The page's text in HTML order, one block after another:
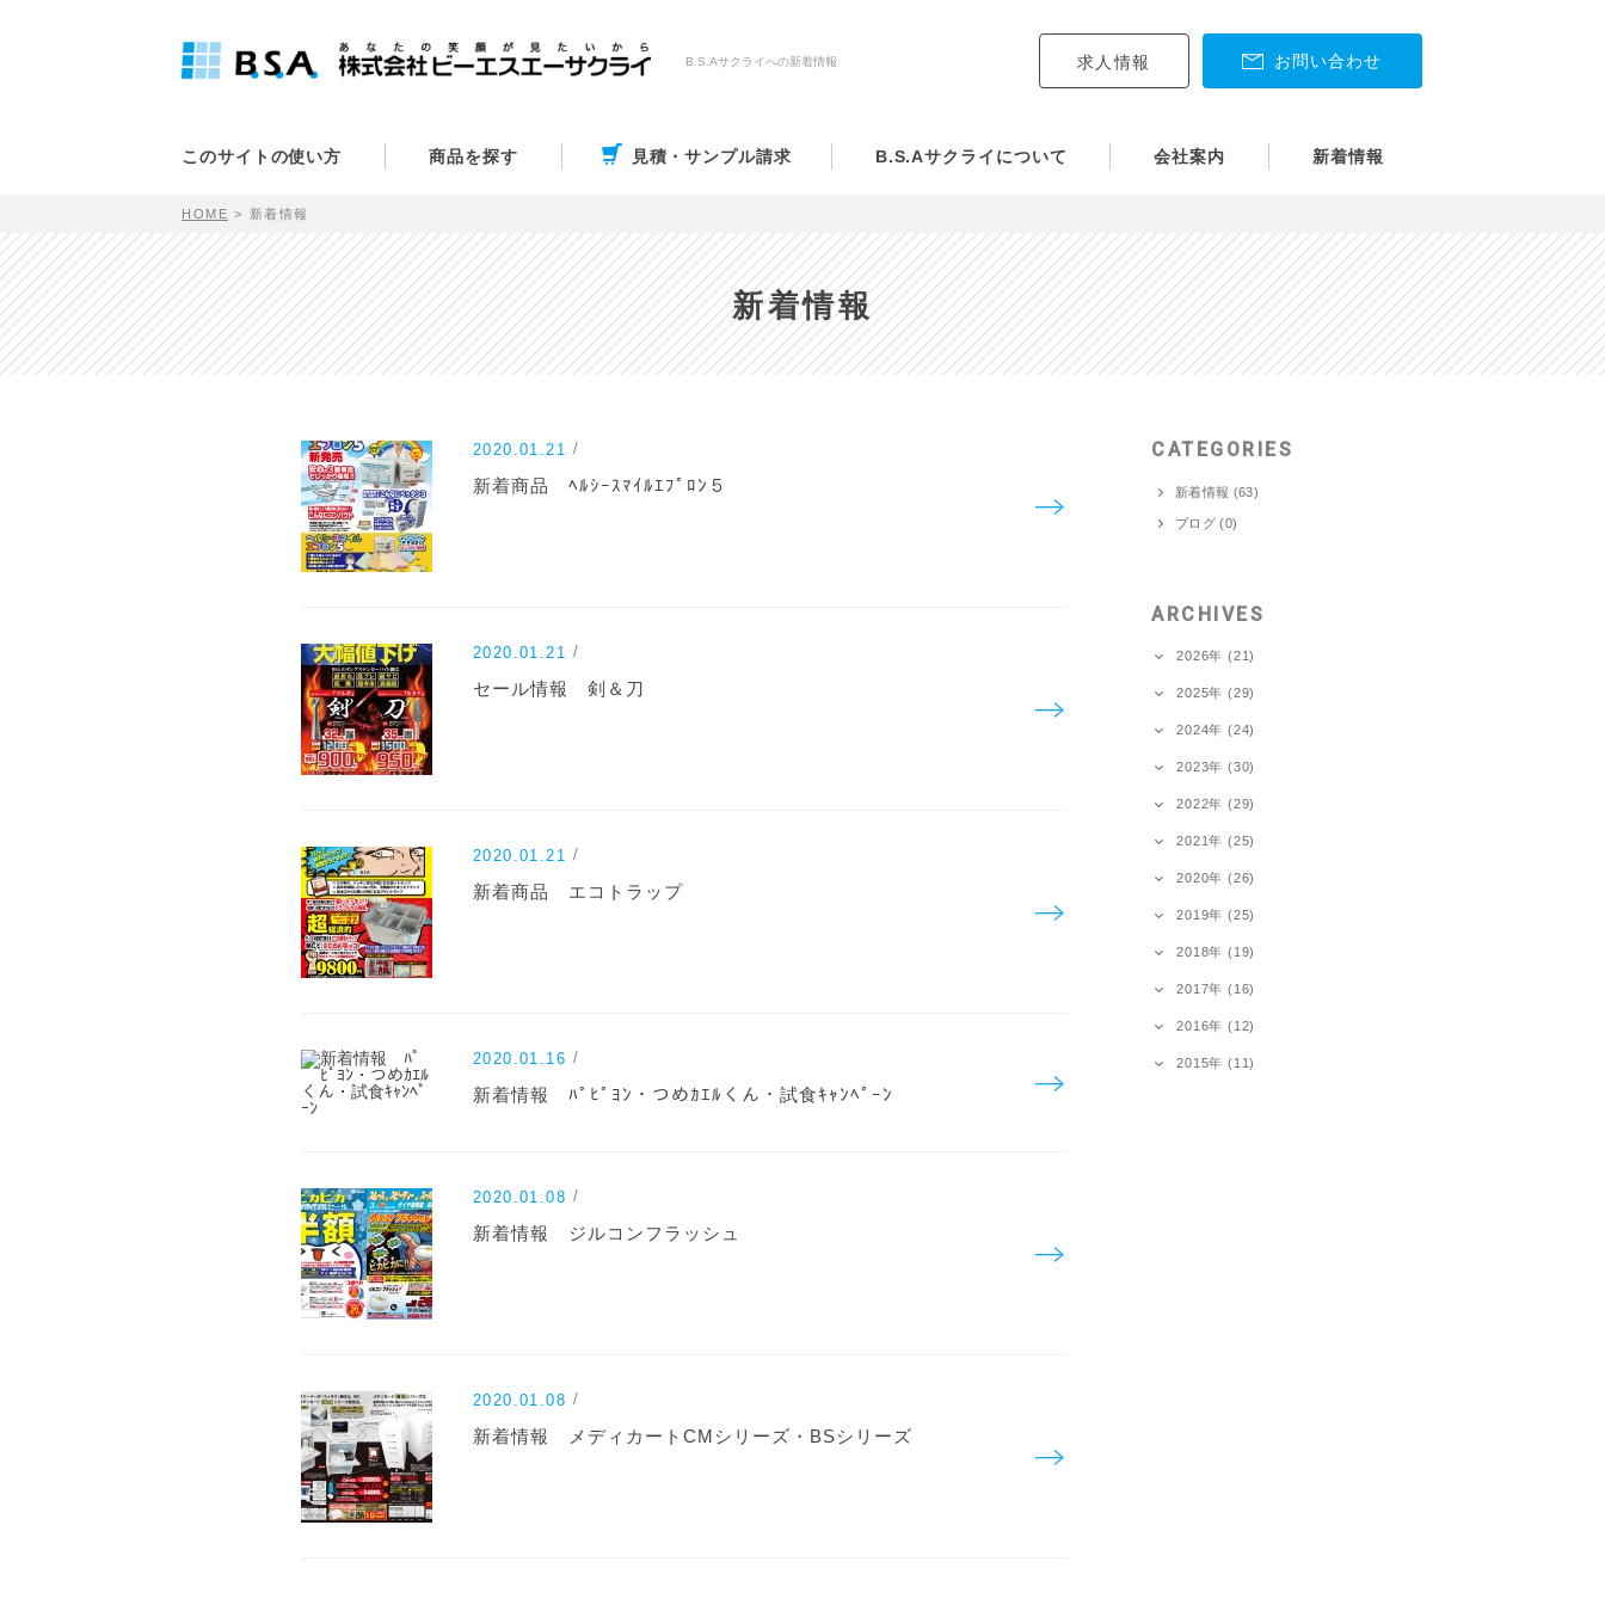
B.S.Aサクライへの新着情報 お問い合わせ
求人情報
このサイトの使い方 商品を探す 見積・サンプル請求 B.S.Aサクライについて 会社案内 新着情報
HOME 新着情報
新着情報
2020.01.21
新着商品 ﾍﾙｼｰｽﾏｲﾙｴﾌﾟﾛﾝ５
2020.01.21
セール情報 剣＆刀
2020.01.21
新着商品 エコトラップ
2020.01.16
新着情報 ﾊﾟﾋﾟﾖﾝ・つめｶｴﾙくん・試食ｷｬﾝﾍﾟｰﾝ
2020.01.08
新着情報 ジルコンフラッシュ
2020.01.08
新着情報 メディカートCMシリーズ・BSシリーズ
CATEGORIES
新着情報 (63)
ブログ (0)
ARCHIVES
2026年 (21)
2025年 (29)
2024年 (24)
2023年 (30)
2022年 (29)
2021年 (25)
2020年 (26)
2019年 (25)
2018年 (19)
2017年 (16)
2016年 (12)
2015年 (11)